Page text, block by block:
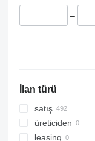
824
980
988
C-series
CS
İtalya
–
İlan türü
satış
üreticiden
leasing